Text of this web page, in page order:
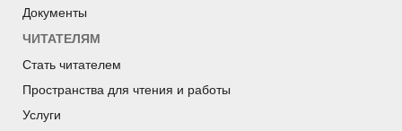
Документы
ЧИТАТЕЛЯМ
Стать читателем
Пространства для чтения и работы
Услуги